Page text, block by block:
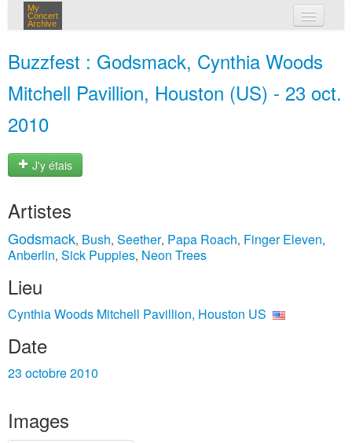
My
Concert
Archive
Buzzfest : Godsmack, Cynthia Woods
Mitchell Pavillion, Houston (US) - 23 oct.
2010
J'y étais
Artistes
Godsmack, Bush, Seether, Papa Roach, Finger Eleven,
Anberlin, Sick Puppies, Neon Trees
Lieu
Cynthia Woods Mitchell Pavillion, Houston US
Date
23 octobre 2010
Images